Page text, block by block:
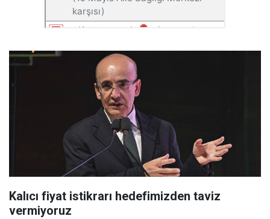
Kalıcı fiyat istikrarı hedefimizden taviz
vermiyoruz